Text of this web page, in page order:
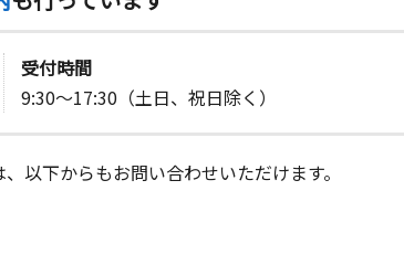
受付時間
9:30～17:30（土日、祝日除く）
以下からもお問い合わせいただけます。